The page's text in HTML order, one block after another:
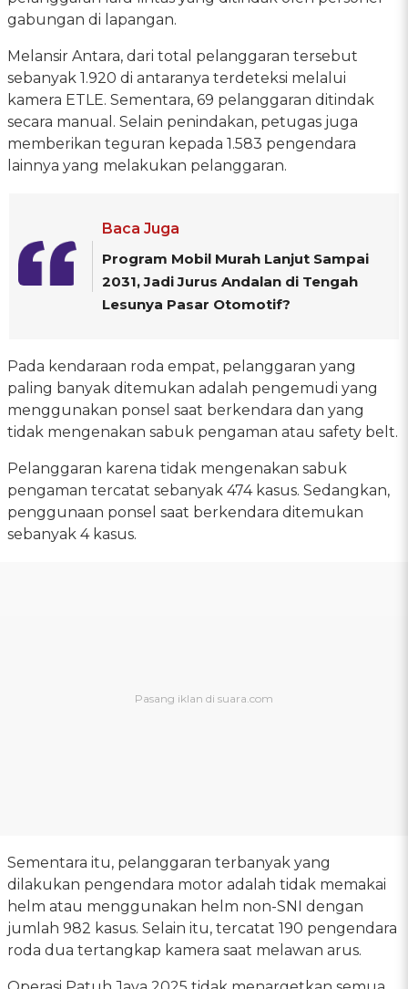
gabungan di lapangan.
Melansir Antara, dari total pelanggaran tersebut
sebanyak 1.920 di antaranya terdeteksi melalui
kamera ETLE. Sementara, 69 pelanggaran ditindak
secara manual. Selain penindakan, petugas juga
memberikan teguran kepada 1.583 pengendara
lainnya yang melakukan pelanggaran.
Baca Juga
Program Mobil Murah Lanjut Sampai
2031, Jadi Jurus Andalan di Tengah
Lesunya Pasar Otomotif?
Pada kendaraan roda empat, pelanggaran yang
paling banyak ditemukan adalah pengemudi yang
menggunakan ponsel saat berkendara dan yang
tidak mengenakan sabuk pengaman atau safety belt.
Pelanggaran karena tidak mengenakan sabuk
pengaman tercatat sebanyak 474 kasus. Sedangkan,
penggunaan ponsel saat berkendara ditemukan
sebanyak 4 kasus.
Sementara itu, pelanggaran terbanyak yang
dilakukan pengendara motor adalah tidak memakai
helm atau menggunakan helm non-SNI dengan
jumlah 982 kasus. Selain itu, tercatat 190 pengendara
roda dua tertangkap kamera saat melawan arus.